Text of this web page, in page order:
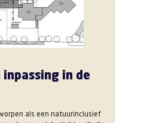
in de
als een natuurinclusief